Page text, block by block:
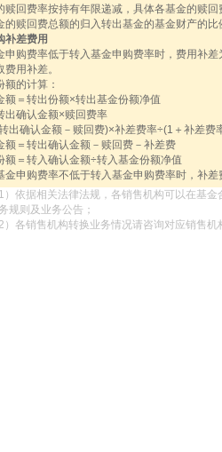
赎回费率按持有年限递减，具体各基金的赎
的赎回费总额的归入转出基金的基金财产的比
补差费用
申购费率低于转入基金申购费率时，费用补
费用补差。
额的计算：
额＝转出份额×转出基金份额净值
出确认金额×赎回费率
出确认金额－赎回费)×补差费率÷(1＋补差费
额＝转出确认金额－赎回费－补差费
额＝转入确认金额÷转入基金份额净值
金申购费率不低于转入基金申购费率时，补差
1）依据相关法律法规，各销售机构可以在基
规则及业务公告；
2）各销售机构转换业务情况请咨询对应销售机